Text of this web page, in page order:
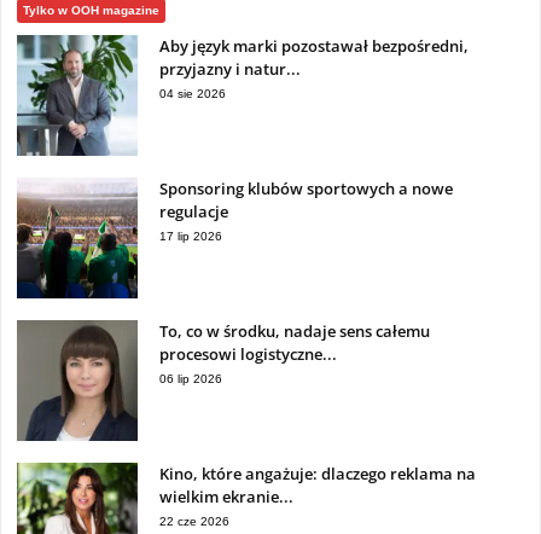
Tylko w OOH magazine
Aby język marki pozostawał bezpośredni,
przyjazny i natur...
04 sie 2026
Sponsoring klubów sportowych a nowe
regulacje
17 lip 2026
To, co w środku, nadaje sens całemu
procesowi logistyczne...
06 lip 2026
Kino, które angażuje: dlaczego reklama na
wielkim ekranie...
22 cze 2026